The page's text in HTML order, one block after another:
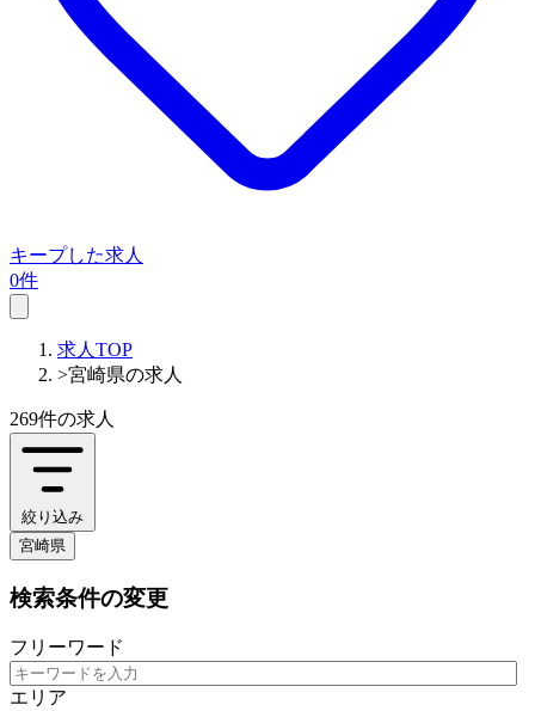
キープした求人
0件
求人TOP
>宮崎県の求人
269件の求人
絞り込み
宮崎県
検索条件の変更
フリーワード
エリア